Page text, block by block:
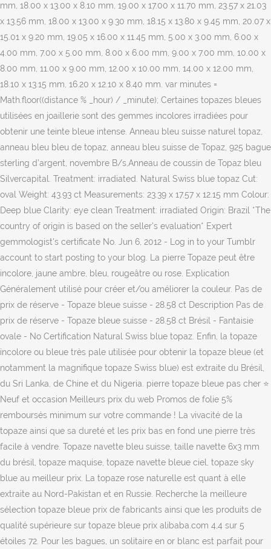
mm, 18.00 x 13.00 x 8.10 mm, 19.00 x 17.00 x 11.70 mm, 23.57 x 21.03
x 13.56 mm, 18.00 x 13.00 x 9.30 mm, 18.15 x 13.80 x 9.45 mm, 20.07 x
15.01 x 9.20 mm, 19.05 x 16.00 x 11.45 mm, 5.00 x 3.00 mm, 6.00 x
4.00 mm, 7.00 x 5.00 mm, 8.00 x 6.00 mm, 9.00 x 7.00 mm, 10.00 x
8.00 mm, 11.00 x 9.00 mm, 12.00 x 10.00 mm, 14.00 x 12.00 mm,
18.10 x 13.15 mm, 16.20 x 12.10 x 8.40 mm. var minutes =
Math.floor((distance % _hour) / _minute); Certaines topazes bleues
utilisées en joaillerie sont des gemmes incolores irradiées pour
obtenir une teinte bleue intense. Anneau bleu suisse naturel topaz,
anneau bleu bleu de topaz, anneau bleu suisse de Topaz, 925 bague
sterling d’argent, novembre B/s,Anneau de coussin de Topaz bleu
Silvercapital. Treatment: irradiated. Natural Swiss blue topaz Cut:
oval Weight: 43.93 ct Measurements: 23.39 x 17.57 x 12.15 mm Colour:
Deep blue Clarity: eye clean Treatment: irradiated Origin: Brazil *The
country of origin is based on the seller's evaluation* Expert
gemmologist's certificate No. Jun 6, 2012 - Log in to your Tumblr
account to start posting to your blog. La pierre Topaze peut être
incolore, jaune ambre, bleu, rougeâtre ou rose. Explication
Généralement utilisé pour créer et/ou améliorer la couleur. Pas de
prix de réserve - Topaze bleue suisse - 28.58 ct Description Pas de
prix de réserve - Topaze bleue suisse - 28.58 ct Brésil - Fantaisie
ovale - No Certification Natural Swiss blue topaz. Enfin, la topaze
incolore ou bleue très pale utilisée pour obtenir la topaze bleue (et
notamment la magnifique topaze Swiss blue) est extraite du Brésil,
du Sri Lanka, de Chine et du Nigeria. pierre topaze bleue pas cher ⭐
Neuf et occasion Meilleurs prix du web Promos de folie 5%
remboursés minimum sur votre commande ! La vivacité de la
topaze ainsi que sa dureté et les prix bas en fond une pierre très
facile à vendre. Topaze navette bleu suisse, taille navette 6x3 mm
du brésil, topaze maquise, topaze navette bleue ciel, topaze sky
blue au meilleur prix. La topaze rose naturelle est quant à elle
extraite au Nord-Pakistan et en Russie. Recherche la meilleure
sélection topaze bleue prix de fabricants ainsi que les produits de
qualité supérieure sur topaze bleue prix alibaba.com 4,4 sur 5
étoiles 72. Pour les bagues, un solitaire en or blanc est parfait pour